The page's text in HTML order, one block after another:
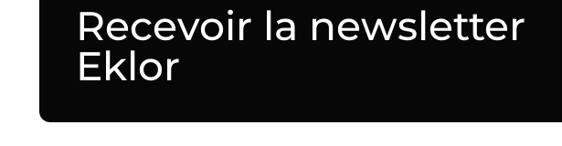
Recevoir la newsletter
Eklor